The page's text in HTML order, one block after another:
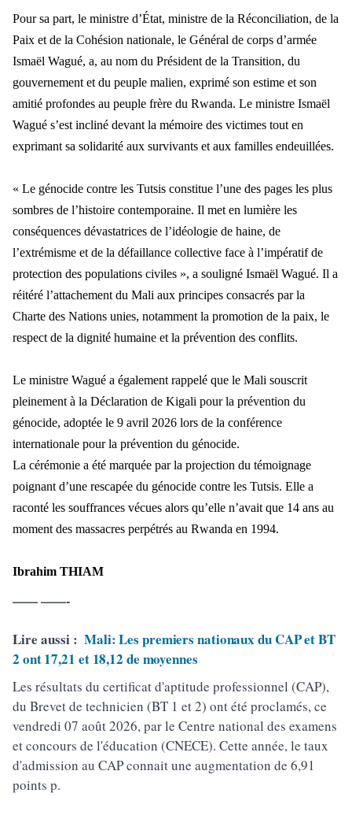
Pour sa part, le ministre d’État, ministre de la Réconciliation, de la
Paix et de la Cohésion nationale, le Général de corps d’armée
Ismaël Wagué, a, au nom du Président de la Transition, du
gouvernement et du peuple malien, exprimé son estime et son
amitié profondes au peuple frère du Rwanda. Le ministre Ismaël
Wagué s’est incliné devant la mémoire des victimes tout en
exprimant sa solidarité aux survivants et aux familles endeuillées.
« Le génocide contre les Tutsis constitue l’une des pages les plus
sombres de l’histoire contemporaine. Il met en lumière les
conséquences dévastatrices de l’idéologie de haine, de
l’extrémisme et de la défaillance collective face à l’impératif de
protection des populations civiles », a souligné Ismaël Wagué. Il a
réitéré l’attachement du Mali aux principes consacrés par la
Charte des Nations unies, notamment la promotion de la paix, le
respect de la dignité humaine et la prévention des conflits.
Le ministre Wagué a également rappelé que le Mali souscrit
pleinement à la Déclaration de Kigali pour la prévention du
génocide, adoptée le 9 avril 2026 lors de la conférence
internationale pour la prévention du génocide.
La cérémonie a été marquée par la projection du témoignage
poignant d’une rescapée du génocide contre les Tutsis. Elle a
raconté les souffrances vécues alors qu’elle n’avait que 14 ans au
moment des massacres perpétrés au Rwanda en 1994.
Ibrahim THIAM
—— ——-
Lire aussi : Mali: Les premiers nationaux du CAP et BT
2 ont 17,21 et 18,12 de moyennes
Les résultats du certificat d'aptitude professionnel (CAP),
du Brevet de technicien (BT 1 et 2) ont été proclamés, ce
vendredi 07 août 2026, par le Centre national des examens
et concours de l'éducation (CNECE). Cette année, le taux
d'admission au CAP connait une augmentation de 6,91
points p.